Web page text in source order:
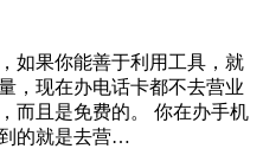
如果你能善于利用工具，就
，现在办电话卡都不去营业
而且是免费的。 你在办手机
的就是去营…